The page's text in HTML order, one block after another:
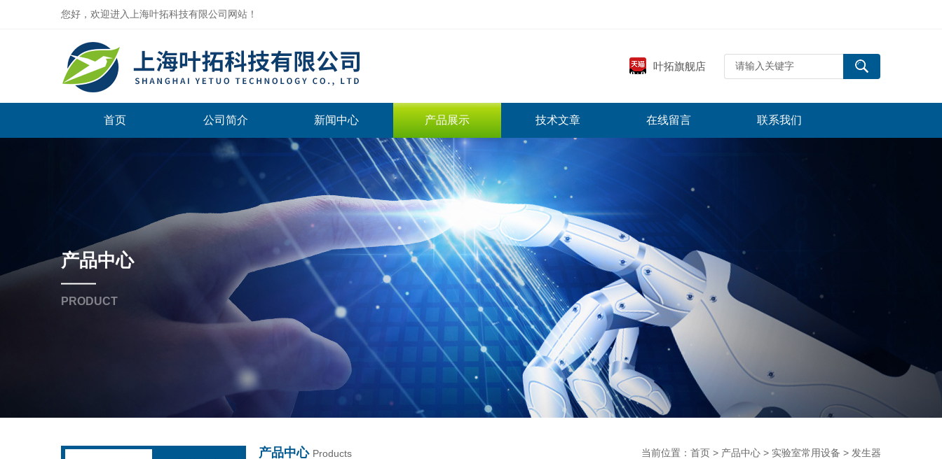
您好，欢迎进入上海叶拓科技有限公司网站！
叶拓旗舰店
首页 公司简介 新闻中心 产品展示 技术文章 在线留言 联系我们
产品中心
PRODUCT
产品中心 Products 当前位置： 首页 > 产品中心 > 实验室常用设备 > 发生器